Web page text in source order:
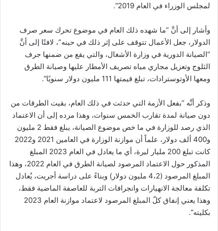
لمجلس الوزراء في العام 2019”.
وأشار إلى أنَّ “ما شهده ذلك العام في موضوع تحرك سعر صرف
الدولار، جعل الأعمال تتوقف على إثر ذلك في حينه”، لافتًا إلى أنَّ
“الصيانة الدورية في وزارة الأشغال، والتي يقع من ضمنها جرف
الثلوج وتعزيل مجاري مياه تصريف الأمطار عليها وصيانة الطرق
ومعها الأوتوسترادات، تبلغ قيمتها 111 مليون دولار سنويًا”.
وذكر أنَّه “بفعل الأزمة التي حدثت في ذلك العام، بقيت الطرقات من
دون صيانة لمدة تقارب الخمس سنوات، وهذا مرده إلى أن الاعتماد
الذي رصد للوزارة في ما خص موضوع الصيانة، يبلغ فقط 2 مليون
و400 ألف دولار، علماً أن موازنة الوزارة في العامين 2021 و2022
كانت تبلغ 200 مليار ليرة، أي ما يعادل في العام 2023 المبلغ
المذكور حول الاعتماد المرصود لصيانة الطرق في العام 2022، وهذا
المبلغ المرصود (4،2 مليون دولار) وبناءً على دراسة أجريت، يُعادل
تكلفة معالجة الانهيارات وانجرافات التربة للعاصفة الماضية فقط،
وهذا يعني إنفاق كلّ المبلغ المرصود لاعتماد موازنة العام 2023
بكليته”.